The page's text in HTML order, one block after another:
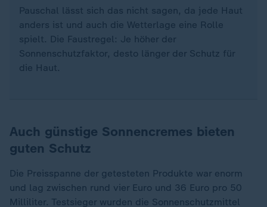
Pauschal lässt sich das nicht sagen, da jede Haut
anders ist und auch die Wetterlage eine Rolle
spielt. Die Faustregel: Je höher der
Sonnenschutzfaktor, desto länger der Schutz für
die Haut.
Auch günstige Sonnencremes bieten
guten Schutz
Die Preisspanne der getesteten Produkte war enorm
und lag zwischen rund vier Euro und 36 Euro pro 50
Milliliter. Testsieger wurden die Sonnenschutzmittel